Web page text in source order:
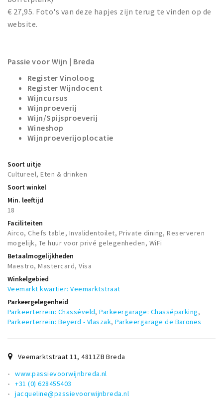
€ 27,95. Foto's van deze hapjes zijn terug te vinden op de
website.
Passie voor Wijn | Breda
Register Vinoloog
Register Wijndocent
Wijncursus
Wijnproeverij
Wijn/Spijsproeverij
Wineshop
Wijnproeverijoplocatie
Soort uitje
Cultureel, Eten & drinken
Soort winkel
Min. leeftijd
18
Faciliteiten
Airco, Chefs table, Invalidentoilet, Private dining, Reserveren
mogelijk, Te huur voor privé gelegenheden, WiFi
Betaalmogelijkheden
Maestro, Mastercard, Visa
Winkelgebied
Veemarkt kwartier: Veemarktstraat
Parkeergelegenheid
Parkeerterrein: Chasséveld,Parkeergarage: Chasséparking,
Parkeerterrein: Beyerd - Vlaszak,Parkeergarage de Barones
Veemarktstraat 11,4811ZB Breda
www.passievoorwijnbreda.nl
+31 (0) 628455403
jacqueline@passievoorwijnbreda.nl